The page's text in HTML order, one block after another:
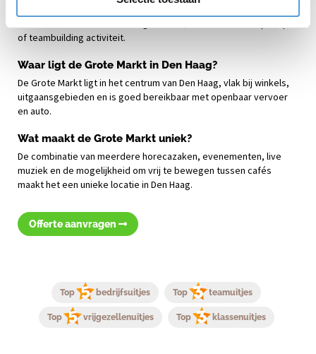
of teambuilding activiteit.
Waar ligt de Grote Markt in Den Haag?
De Grote Markt ligt in het centrum van Den Haag, vlak bij winkels,
uitgaansgebieden en is goed bereikbaar met openbaar vervoer
en auto.
Wat maakt de Grote Markt uniek?
De combinatie van meerdere horecazaken, evenementen, live
muziek en de mogelijkheid om vrij te bewegen tussen cafés
maakt het een unieke locatie in Den Haag.
Offerte aanvragen
Top bedrijfsuitjes Top teamuitjes
Top vrijgezellenuitjes Top klassenuitjes